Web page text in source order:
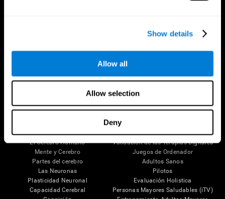
Show details
Allow all
Allow selection
Deny
Síguenos en
El Cerebro Humano
Mente y Cerebro
Partes del cerebro
Las Neuronas
Plasticidad Neuronal
Capacidad Cerebral
Validación de las Terapias Digitales
Juegos de Ordenador
Adultos Sanos
Pilotos
Evaluación Holistica
Personas Mayores Saludables (iTV)